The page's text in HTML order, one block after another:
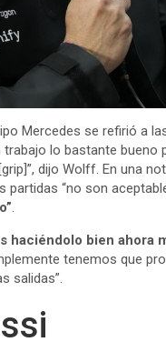
Mercedes se refirió a
lo bastante
dijo Wolff. En una
“no son
.
haciéndolo bien ahora
tenemos que
salidas”.